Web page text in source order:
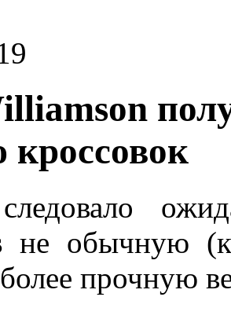
кроссовок
не обычную
прочную